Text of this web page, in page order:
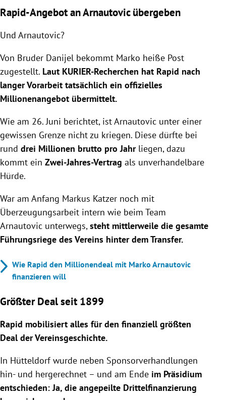
Rapid-Angebot an Arnautovic übergeben
Und Arnautovic?
Von Bruder Danijel bekommt Marko heiße Post
zugestellt. Laut KURIER-Recherchen hat Rapid nach
langer Vorarbeit tatsächlich ein offizielles
Millionenangebot übermittelt.
Wie am 26. Juni berichtet, ist Arnautovic unter einer
gewissen Grenze nicht zu kriegen. Diese dürfte bei
rund drei Millionen brutto pro Jahrliegen, dazu
kommt ein Zwei-Jahres-Vertrag als unverhandelbare
Hürde.
War am Anfang Markus Katzer noch mit
Überzeugungsarbeit intern wie beim Team
Arnautovic unterwegs,steht mittlerweile die gesamte
Führungsriege des Vereins hinter dem Transfer.
Wie Rapid den Millionendeal mit Marko Arnautovic
finanzieren will
Größter Deal seit 1899
Rapid mobilisiert alles für den finanziell größten
Deal der Vereinsgeschichte.
In Hütteldorf wurde neben Sponsorverhandlungen
hin- und hergerechnet – und am Ende im Präsidium
entschieden: Ja, die angepeilte Drittelfinanzierung